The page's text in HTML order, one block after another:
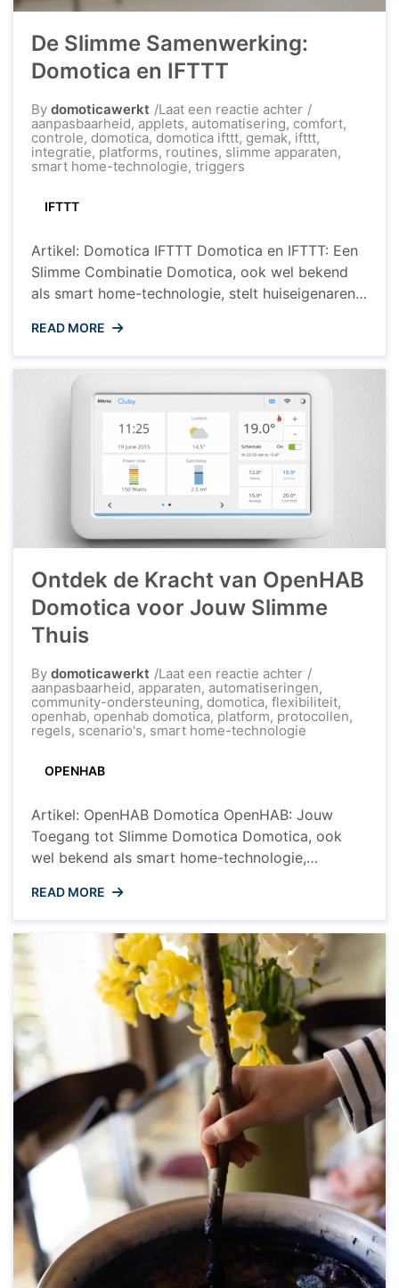
De Slimme Samenwerking:
Domotica en IFTTT
By domoticawerkt Laat een reactie achterop
De
Slimme
Samenwerking:
Domotica
aanpasbaarheid, applets, automatisering, comfort,
controle, domotica, domotica ifttt, gemak, ifttt,
integratie, platforms, routines, slimme apparaten,
smart home-technologie, triggers
IFTTT
Artikel: Domotica IFTTT Domotica en IFTTT: Een
Slimme Combinatie Domotica, ook wel bekend
als smart home-technologie, stelt huiseigenaren
en efficiënte manier te beheren. Van het regelen
van de verlichting tot het aanpassen van de
thermostaat, domotica biedt talloze
mogelijkheden voor comfort en gemak. Een
handige tool die ...
READ MORE
Ontdek de Kracht van OpenHAB
Domotica voor Jouw Slimme
Thuis
By domoticawerkt Laat een reactie achterop
Ontdek
de
Kracht
van
Thuis
aanpasbaarheid, apparaten, automatiseringen,
community-ondersteuning, domotica, flexibiliteit,
openhab, openhab domotica, platform, protocollen,
regels, scenario's, smart home-technologie
OPENHAB
Artikel: OpenHAB Domotica OpenHAB: Jouw
Toegang tot Slimme Domotica Domotica, ook
wel bekend als smart home-technologie,
ervaren en beheren. Een van de populaire
platforms die gebruikt wordt voor het
automatiseren en integreren van verschillende
slimme apparaten is OpenHAB. Wat is OpenHAB?
OpenHAB staat voor Open Home Automation Bus
...
READ MORE